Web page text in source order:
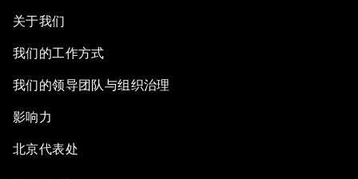
关于我们
我们的工作方式
我们的领导团队与组织治理
影响力
北京代表处